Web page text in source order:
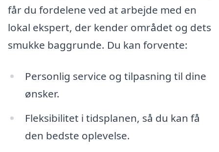
får du fordelene ved at arbejde med en
lokal ekspert, der kender området og dets
smukke baggrunde. Du kan forvente:
Personlig service og tilpasning til dine
ønsker.
Fleksibilitet i tidsplanen, så du kan få
den bedste oplevelse.